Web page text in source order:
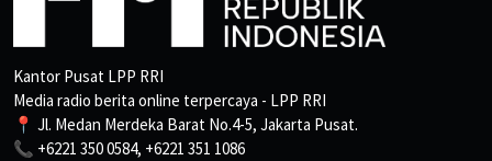
Kantor Pusat LPP RRI
Media radio berita online terpercaya - LPP RRI
📍 Jl. Medan Merdeka Barat No.4-5, Jakarta Pusat.
📞 +6221 350 0584, +6221 351 1086